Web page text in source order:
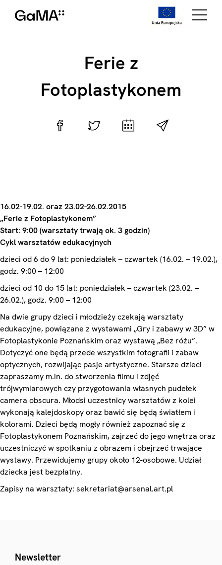
Ferie z
Fotoplastykonem
16.02-19.02. oraz 23.02-26.02.2015
„Ferie z Fotoplastykonem”
Start: 9:00 (warsztaty trwają ok. 3 godzin)
Cykl warsztatów edukacyjnych
dzieci od 6 do 9 lat: poniedziałek – czwartek (16.02. – 19.02.),
godz. 9:00 – 12:00
dzieci od 10 do 15 lat: poniedziałek – czwartek (23.02. –
26.02.), godz. 9:00 – 12:00
Na dwie grupy dzieci i młodzieży czekają warsztaty
edukacyjne, powiązane z wystawami „Gry i zabawy w 3D” w
Fotoplastykonie Poznańskim oraz wystawą „Bez różu”.
Dotyczyć one będą przede wszystkim fotografii i zabaw
optycznych, rozwijając pasje artystyczne. Starsze dzieci
zapraszamy m.in. do stworzenia filmu i zdjęć
trójwymiarowych czy przygotowania własnych pudełek
camera obscura. Młodsi uczestnicy warsztatów z kolei
wykonają kalejdoskopy oraz bawić się będą światłem i
kolorami. Dzieci będą mogły również zapoznać się z
Fotoplastykonem Poznańskim, zajrzeć do jego wnętrza oraz
uczestniczyć w spotkaniu z obrazem i obejrzeć trwające
wystawy. Przewidujemy grupy około 12-osobowe. Udział
dziecka jest bezpłatny.
Zapisy na warsztaty: sekretariat@arsenal.art.pl
Newsletter